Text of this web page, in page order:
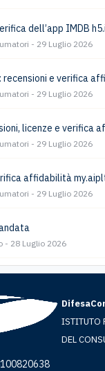
dell’app IMDB
29 Luglio 2026
e verifica
29 Luglio 2026
licenze e verifica
29 Luglio 2026
affidabilità
29 Luglio 2026
28 Luglio 2026
ISTITUTO
DEL